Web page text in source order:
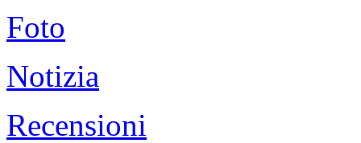
Foto
Notizia
Recensioni